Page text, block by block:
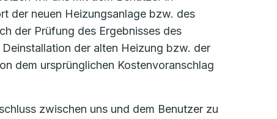
der neuen Heizungsanlage bzw. des
der Prüfung des Ergebnisses des
der alten Heizung bzw. der
dem ursprünglichen Kostenvoranschlag
zwischen uns und dem Benutzer zu